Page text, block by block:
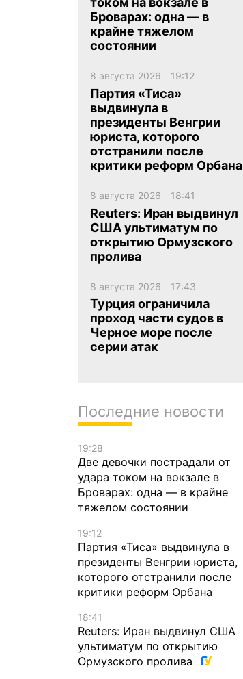
en
Броварах: одна — в
крайне тяжелом
состоянии
8 августа 2026 19:12
Партия «Тиса»
выдвинула в
президенты Венгрии
юриста, которого
отстранили после
критики реформ Орбана
8 августа 2026 18:41
Reuters: Иран выдвинул
США ультиматум по
открытию Ормузского
пролива
8 августа 2026 17:43
Турция ограничила
проход части судов в
Черное море после
серии атак
Последние новости
19:28
Две девочки пострадали от
удара током на вокзале в
Броварах: одна — в крайне
тяжелом состоянии
19:12
Партия «Тиса» выдвинула в
президенты Венгрии юриста,
которого отстранили после
критики реформ Орбана
18:41
Reuters: Иран выдвинул США
ультиматум по открытию
Ормузского пролива